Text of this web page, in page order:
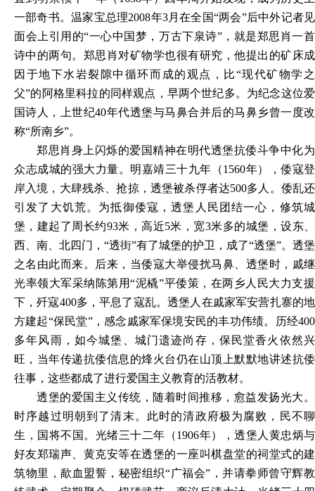
一部奇书。温家宝总理2008年3月在全国“两会”后中外记者见
面会上引用的“一心中国梦，万古下泉诗”，就是郑思肖一首
诗中的两句。郑思肖对矿物学也很有研究，他提出的矿床成
因于地下水岩裂隙中循环而成的观点，比“现代矿物学之
父”的阿格里科拉的同样观点，早两个世纪多。为纪念这位爱
国诗人，上世纪40年代透堡与马鼻合并后的马鼻乡曾一度改
称“所南乡”。
郑思肖身上闪烁的爱国精神在明代透堡抗倭斗争中化为
众志成城的强大力量。明嘉靖三十九年（1560年），倭寇登
岸入境，大肆残杀、抢掠，透堡被杀俘者达500多人。倭乱还
引发了大饥荒。为抵御倭寇，透堡人民团结一心，修筑城
堡，建起了周长约93米，高近5米，宽3米多的城堡，设东、
西、南、北四门，“透街”有了城堡的护卫，成了“透堡”。透堡
之名由此而来。后来，当倭寇大举侵扰马鼻、透堡时，戚继
光率领大军采纳陈第用“泥橇”平倭策，在两乡人民大力支援
下，歼寇400多，平息了寇乱。透堡人在戚家军安营扎寨的地
方建起“保民堂”，感念戚家军保境安民的丰功伟绩。历经400
多年风雨，如今城堡、城门遗迹尚存，保民堂香火依然兴
旺，当年传递抗倭信息的烽火台仍在山顶上默默地讲述抗倭
往事，这些都成了进行爱国主义教育的活教材。
透堡的爱国主义传统，随着时间推移，愈益发扬光大。
时序越过明朝到了清末。此时的清政府极为腐败，民不聊
生，国将不国。光绪三十二年（1906年），透堡人黄忠炳与
好友郑瑞声、黄克安等在透堡的一座叫棋盘堂的祠堂式的建
筑物里，歃血盟誓，秘密组织“广福会”，并请拳师曾守辉教